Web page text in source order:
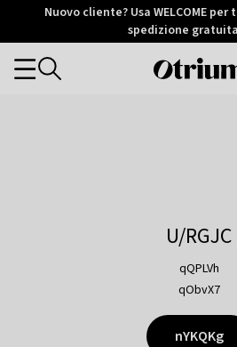
Otrium
Trustpilot
Nuovo cliente? Usa WELCOME
spedizione
Categories
U/RGJC
qQPLVh
qObvX7
nYKQKg